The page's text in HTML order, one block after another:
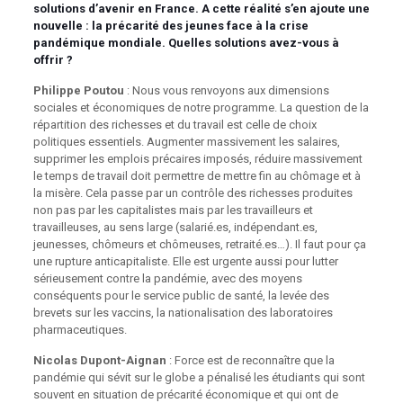
solutions d’avenir en France. A cette réalité s’en ajoute une
nouvelle : la précarité des jeunes face à la crise
pandémique mondiale. Quelles solutions avez-vous à
offrir ?
Philippe Poutou : Nous vous renvoyons aux dimensions
sociales et économiques de notre programme. La question de la
répartition des richesses et du travail est celle de choix
politiques essentiels. Augmenter massivement les salaires,
supprimer les emplois précaires imposés, réduire massivement
le temps de travail doit permettre de mettre fin au chômage et à
la misère. Cela passe par un contrôle des richesses produites
non pas par les capitalistes mais par les travailleurs et
travailleuses, au sens large (salarié.es, indépendant.es,
jeunesses, chômeurs et chômeuses, retraité.es…). Il faut pour ça
une rupture anticapitaliste. Elle est urgente aussi pour lutter
sérieusement contre la pandémie, avec des moyens
conséquents pour le service public de santé, la levée des
brevets sur les vaccins, la nationalisation des laboratoires
pharmaceutiques.
Nicolas Dupont-Aignan : Force est de reconnaître que la
pandémie qui sévit sur le globe a pénalisé les étudiants qui sont
souvent en situation de précarité économique et qui ont de